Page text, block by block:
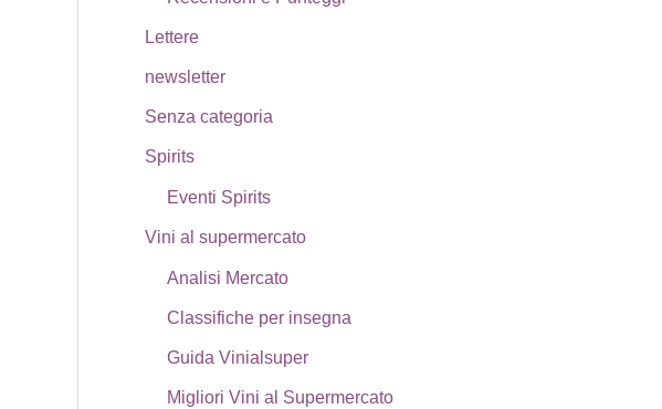
Lettere
newsletter
Senza categoria
Spirits
Eventi Spirits
Vini al supermercato
Analisi Mercato
Classifiche per insegna
Guida Vinialsuper
Migliori Vini al Supermercato